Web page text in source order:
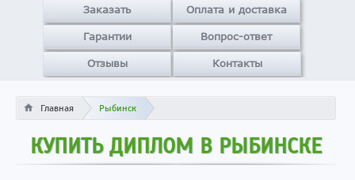
Заказать Оплата и доставка
Гарантии Вопрос-ответ
Отзывы Контакты
Главная Рыбинск
КУПИТЬ ДИПЛОМ В РЫБИНСКЕ